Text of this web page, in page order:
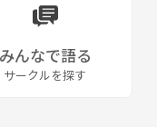
みんなで語る
サークルを探す